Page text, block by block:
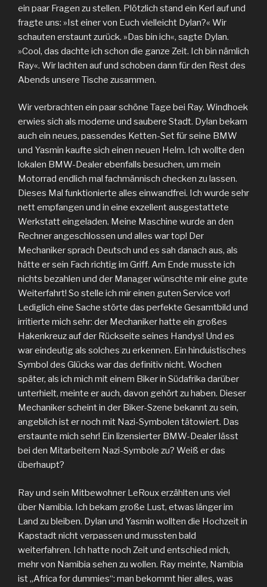
ein paar Fragen zu stellen. Plötzlich stand ein Kerl auf und
fragte uns: »Ist einer von Euch vielleicht Dylan?« Wir
schauten erstaunt zurück. »Das bin ich«, sagte Dylan.
»Cool, das dachte ich schon die ganze Zeit. Ich bin nämlich
Ray«. Wir lachten auf und schoben dann für den Rest des
Abends unsere Tische zusammen.
Wir verbrachten ein paar schöne Tage bei Ray. Windhoek
erwies sich als moderne und saubere Stadt. Dylan bekam
auch ein neues, passendes Ketten-Set für seine BMW
und Yasmin kaufte sich einen neuen Helm. Ich wollte den
lokalen BMW-Dealer ebenfalls besuchen, um mein
Motorrad endlich mal fachmännisch checken zu lassen.
Dieses Mal funktionierte alles einwandfrei. Ich wurde sehr
nett empfangen und in eine exzellent ausgestattete
Werkstatt eingeladen. Meine Maschine wurde an den
Rechner angeschlossen und alles war top! Der
Mechaniker sprach Deutsch und es sah danach aus, als
hätte er sein Fach richtig im Griff. Am Ende musste ich
nichts bezahlen und der Manager wünschte mir eine gute
Weiterfahrt! So stelle ich mir einen guten Service vor!
Lediglich eine Sache störte das perfekte Gesamtbild und
irritierte mich sehr: der Mechaniker hatte ein großes
Hakenkreuz auf der Rückseite seines Handys! Und es
war eindeutig als solches zu erkennen. Ein hinduistisches
Symbol des Glücks war das definitiv nicht. Wochen
später, als ich mich mit einem Biker in Südafrika darüber
unterhielt, meinte er auch, davon gehört zu haben. Dieser
Mechaniker scheint in der Biker-Szene bekannt zu sein,
angeblich ist er noch mit Nazi-Symbolen tätowiert. Das
erstaunte mich sehr! Ein lizensierter BMW-Dealer lässt
bei den Mitarbeitern Nazi-Symbole zu? Weiß er das
überhaupt?
Ray und sein Mitbewohner LeRoux erzählten uns viel
über Namibia. Ich bekam große Lust, etwas länger im
Land zu bleiben. Dylan und Yasmin wollten die Hochzeit in
Kapstadt nicht verpassen und mussten bald
weiterfahren. Ich hatte noch Zeit und entschied mich,
mehr von Namibia sehen zu wollen. Ray meinte, Namibia
ist „Africa for dummies“: man bekommt hier alles, was